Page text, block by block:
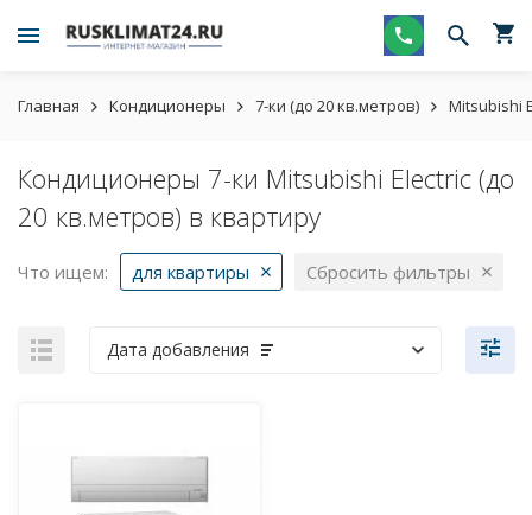
Главная Кондиционеры 7-ки (до 20 кв.метров) Mitsubishi
Кондиционеры 7-ки Mitsubishi Electric (до
20 кв.метров) в квартиру
Что ищем: для квартиры Сбросить фильтры
Дата добавления